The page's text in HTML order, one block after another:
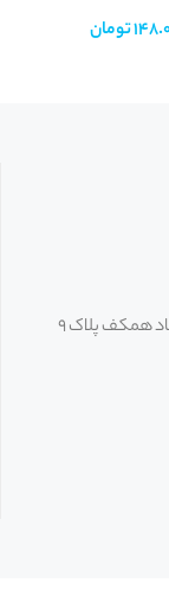
تومان
همکف پلاک 9